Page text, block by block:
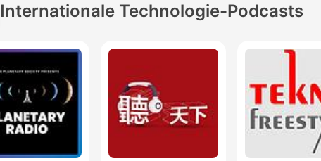
Internationale Technologie-Podcasts